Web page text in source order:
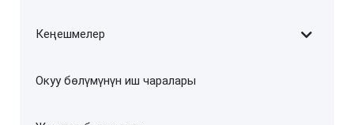
Кеңешмелер
Окуу бөлүмүнүн иш чаралары